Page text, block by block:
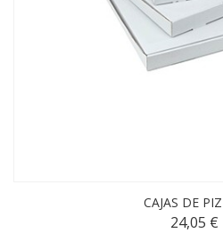
CAJAS DE
24,05 €